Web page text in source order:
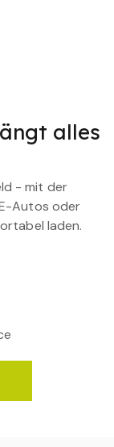
alles
- mit der
Autos oder
laden.